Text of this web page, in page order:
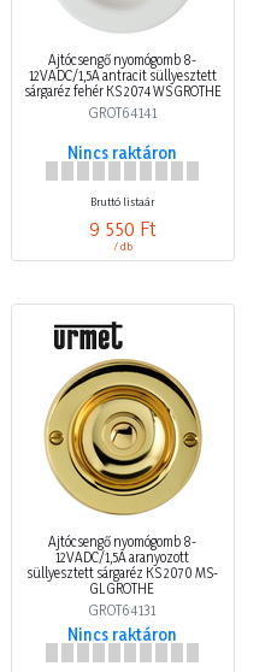
Ajtócsengő nyomógomb 8-
12VADC/1,5A antracit süllyesztett
sárgaréz fehér KS 2074 WS GROTHE
GROT64141
Nincs raktáron
Bruttó listaár
9 550 Ft
/ db
Ajtócsengő nyomógomb 8-
12VADC/1,5A aranyozott
süllyesztett sárgaréz KS 2070 MS-
GL GROTHE
GROT64131
Nincs raktáron